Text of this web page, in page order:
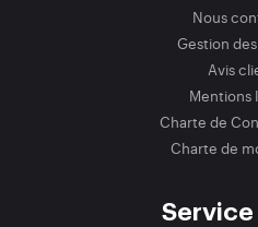
Nous
Gestion
Avis
Mentions
Charte de
Charte de